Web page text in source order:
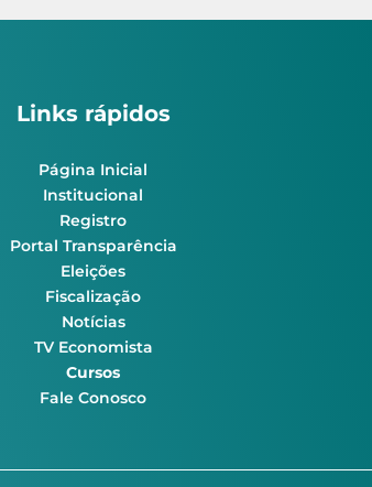
Links rápidos
Página Inicial
Institucional
Registro
Portal Transparência
Eleições
Fiscalização
Notícias
TV Economista
Cursos
Fale Conosco